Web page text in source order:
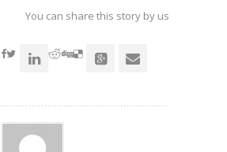
共
享
窗
口
共
享
窗
口
共
享
窗
口
You can share this story by using your